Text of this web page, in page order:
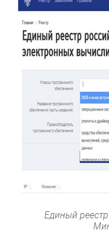
Единый